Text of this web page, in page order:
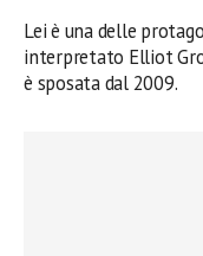
Lei è una delle
interpretato Elliot
è sposata dal 2009.